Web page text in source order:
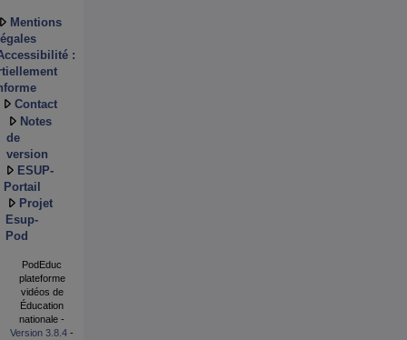
Mentions
:
Contact
Notes
de
version
ESUP-
Portail
Projet
Esup-
Pod
PodEduc
plateforme
vidéos de
Éducation
nationale -
Version 3.8.4 -